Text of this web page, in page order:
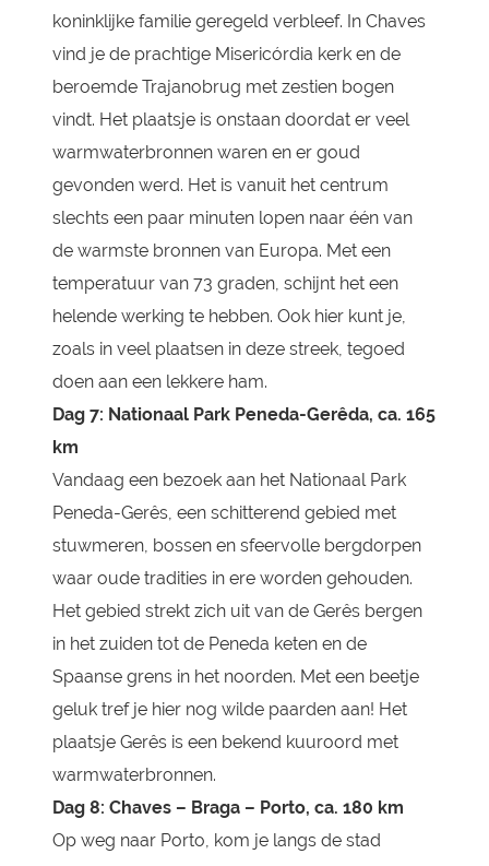
koninklijke familie geregeld verbleef. In Chaves
vind je de prachtige Misericórdia kerk en de
beroemde Trajanobrug met zestien bogen
vindt. Het plaatsje is onstaan doordat er veel
warmwaterbronnen waren en er goud
gevonden werd. Het is vanuit het centrum
slechts een paar minuten lopen naar één van
de warmste bronnen van Europa. Met een
temperatuur van 73 graden, schijnt het een
helende werking te hebben. Ook hier kunt je,
zoals in veel plaatsen in deze streek, tegoed
doen aan een lekkere ham.
Dag 7: Nationaal Park Peneda-Gerêda, ca. 165
km
Vandaag een bezoek aan het Nationaal Park
Peneda-Gerês, een schitterend gebied met
stuwmeren, bossen en sfeervolle bergdorpen
waar oude tradities in ere worden gehouden.
Het gebied strekt zich uit van de Gerês bergen
in het zuiden tot de Peneda keten en de
Spaanse grens in het noorden. Met een beetje
geluk tref je hier nog wilde paarden aan! Het
plaatsje Gerês is een bekend kuuroord met
warmwaterbronnen.
Dag 8: Chaves – Braga – Porto, ca. 180 km
Op weg naar Porto, kom je langs de stad